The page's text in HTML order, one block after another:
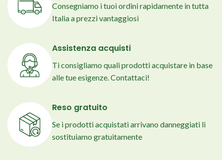
Consegniamo i tuoi ordini rapidamente in tutta
Italia a prezzi vantaggiosi
Assistenza acquisti
Ti consigliamo quali prodotti acquistare in base
alle tue esigenze. Contattaci!
Reso gratuito
Se i prodotti acquistati arrivano danneggiati li
sostituiamo gratuitamente